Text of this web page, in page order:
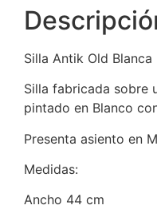
Silla Antik Old Blanca
Silla fabricada sobre
pintado en Blanco
Presenta asiento en
Medidas:
Ancho 44 cm